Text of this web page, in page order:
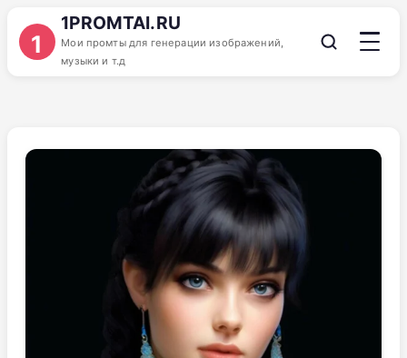
1
1PROMTAI.RU
Мои промты для генерации изображений,
музыки и т.д